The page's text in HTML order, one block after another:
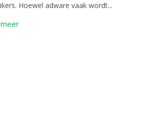
Hoewel adware vaak wordt...